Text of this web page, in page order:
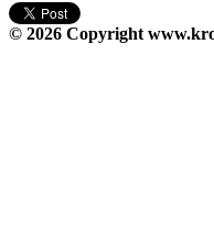
© 2026 Copyright